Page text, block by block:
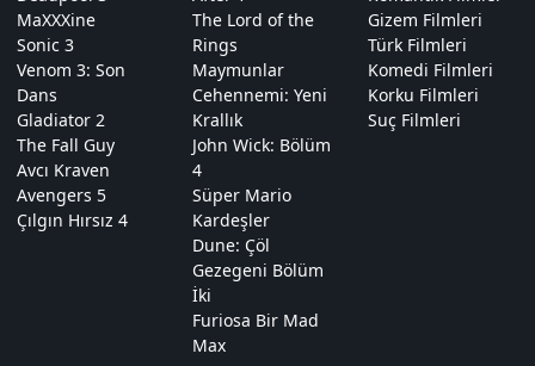
MaXXXine
Sonic 3
Venom 3: Son
Dans
Gladiator 2
The Fall Guy
Avcı Kraven
Avengers 5
Çılgın Hırsız 4
The Lord of the
Rings
Maymunlar
Cehennemi: Yeni
Krallık
John Wick: Bölüm
4
Süper Mario
Kardeşler
Dune: Çöl
Gezegeni Bölüm
İki
Furiosa Bir Mad
Max
Gizem Filmleri
Türk Filmleri
Komedi Filmleri
Korku Filmleri
Suç Filmleri